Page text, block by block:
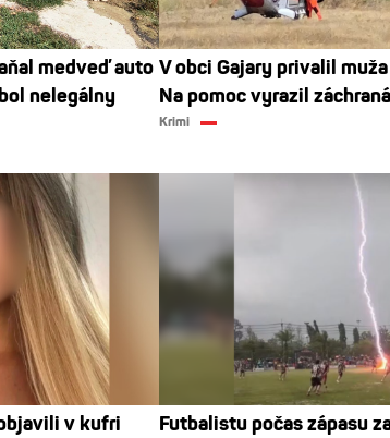
medveď auto
nelegálny
V obci Gajary privalil
Na pomoc vyrazil
Krimi
v kufri
Futbalistu počas zápasu